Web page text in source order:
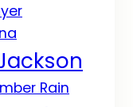
Rain